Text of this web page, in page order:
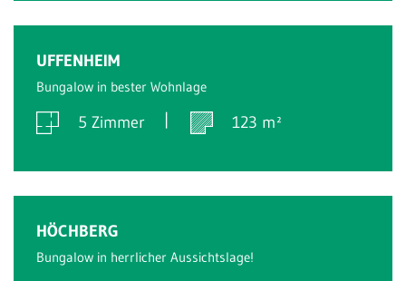
UFFENHEIM
Bungalow in bester Wohnlage
5 Zimmer 123 m²
HÖCHBERG
Bungalow in herrlicher Aussichtslage!